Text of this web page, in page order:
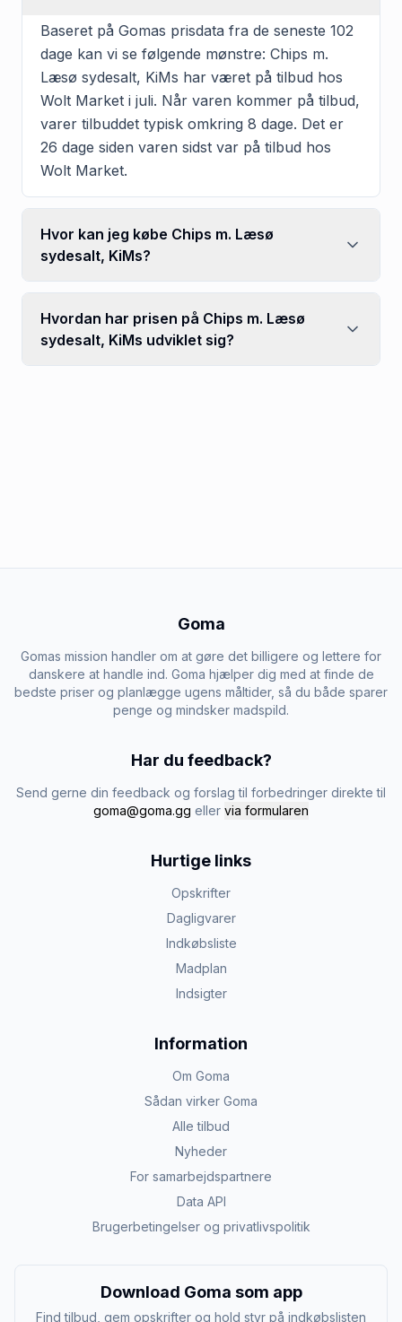
Baseret på Gomas prisdata fra de seneste 102
dage kan vi se følgende mønstre: Chips m.
Læsø sydesalt, KiMs har været på tilbud hos
Wolt Market i juli. Når varen kommer på tilbud,
varer tilbuddet typisk omkring 8 dage. Det er
26 dage siden varen sidst var på tilbud hos
Wolt Market.
Hvor kan jeg købe Chips m. Læsø
sydesalt, KiMs?
Hvordan har prisen på Chips m. Læsø
sydesalt, KiMs udviklet sig?
Goma
Gomas mission handler om at gøre det billigere og lettere for
danskere at handle ind. Goma hjælper dig med at finde de
bedste priser og planlægge ugens måltider, så du både sparer
penge og mindsker madspild.
Har du feedback?
Send gerne din feedback og forslag til forbedringer direkte til
goma@goma.gg eller via formularen
Hurtige links
Opskrifter
Dagligvarer
Indkøbsliste
Madplan
Indsigter
Information
Om Goma
Sådan virker Goma
Alle tilbud
Nyheder
For samarbejdspartnere
Data API
Brugerbetingelser og privatlivspolitik
Download Goma som app
Find tilbud, gem opskrifter og hold styr på indkøbslisten